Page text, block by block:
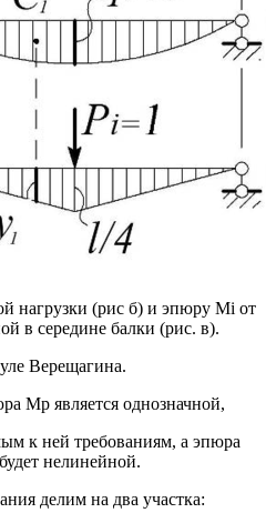
нагрузки (рис б) и эпюру Mi от
в середине балки (рис. в).
Верещагина.
Mp является однозначной,
к ней требованиям, а эпюра
нелинейной.
делим на два участка: